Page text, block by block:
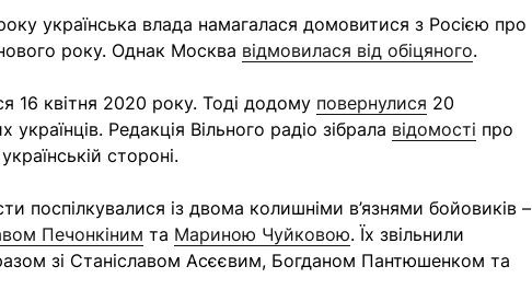
українська влада намагалася домовитися з Росією про
року. Однак Москва відмовилася від обіцяного.
16 квітня 2020 року. Тоді додому повернулися 20
Редакція Вільного радіо зібрала відомості про
стороні.
поспілкувалися із двома колишніми в’язнями бойовиків –
Печонкіним та Мариною Чуйковою. Їх звільнили
зі Станіславом Асєєвим, Богданом Пантюшенком та